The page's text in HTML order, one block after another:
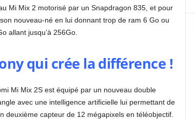
Mi Mix 2 motorisé par un Snapdragon 835, et pour
nouveau-né en lui donnant trop de ram 6 Go ou
allant jusqu’à 256Go.
qui crée la différence !
Mi Mix 2S est équipé par un nouveau double
avec une intelligence artificielle lui permettant de
deuxième capteur de 12 mégapixels en téléobjectif.